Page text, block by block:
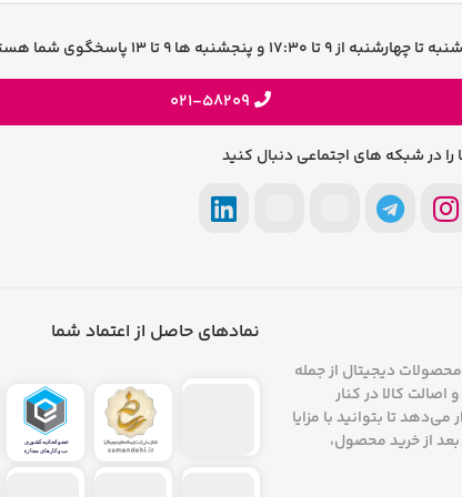
در اجرای روان کدنویسی و طراحی‌های هم‌زمان
شنبه تا چهارشنبه از 9 تا 17:30 و پنجشنبه ها 9 تا 13 پاسخگوی شما هستیم
021-58209
را در شبکه های اجتماعی دنبال کنید
دیجیتال از جمله
کالا در کنار
تا بتوانید با مزایا
از خرید محصول،
نمادهای حاصل از اعتماد شما